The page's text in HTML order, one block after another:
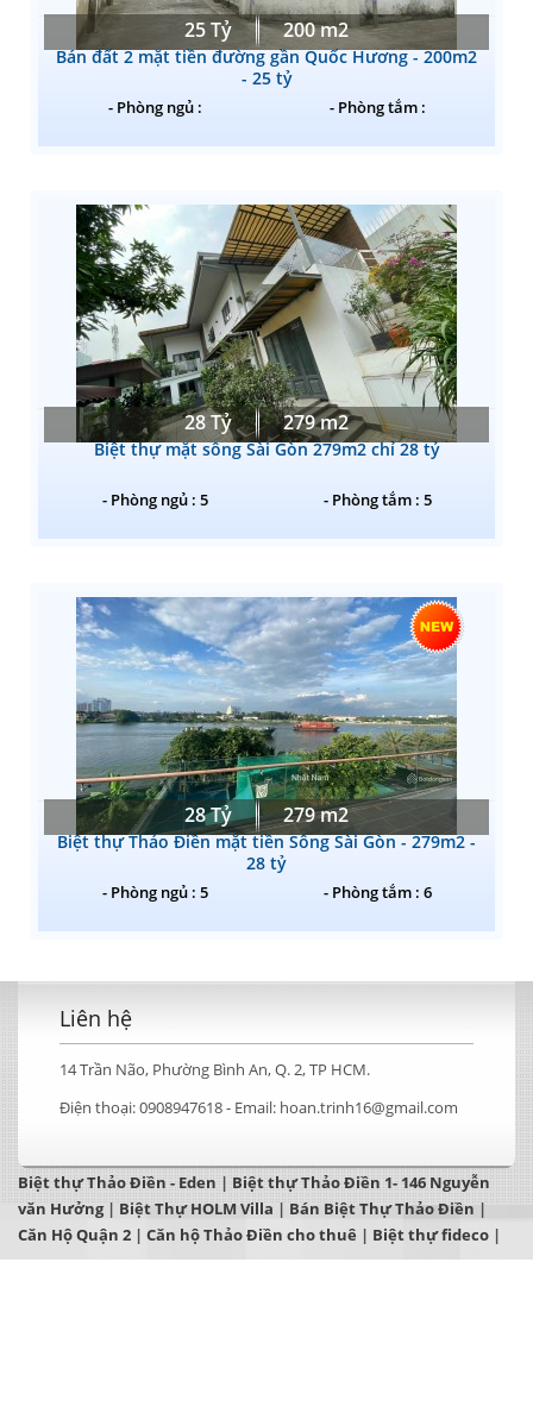
25 Tỷ 200 m2
Bán đất 2 mặt tiền đường gần Quốc Hương - 200m2
- 25 tỷ
- Phòng ngủ : - Phòng tắm :
28 Tỷ 279 m2
Biệt thự mặt sông Sài Gòn 279m2 chỉ 28 tỷ
- Phòng ngủ : 5 - Phòng tắm : 5
28 Tỷ 279 m2
Biệt thự Thảo Điền mặt tiền Sông Sài Gòn - 279m2 -
28 tỷ
- Phòng ngủ : 5 - Phòng tắm : 6
Liên hệ
14 Trần Não, Phường Bình An, Q. 2, TP HCM.
Điện thoại:0908947618 - Email: hoan.trinh16@gmail.com
Biệt thự Thảo Điền - Eden | Biệt thự Thảo Điền 1- 146 Nguyễn
văn Hưởng| Biệt Thự HOLM Villa | Bán Biệt Thự Thảo Điền |
Căn Hộ Quận 2 | Căn hộ Thảo Điền cho thuê | Biệt thự fideco |